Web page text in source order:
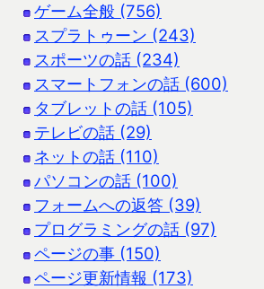
ゲーム全般 (756)
スプラトゥーン (243)
スポーツの話 (234)
スマートフォンの話 (600)
タブレットの話 (105)
テレビの話 (29)
ネットの話 (110)
パソコンの話 (100)
フォームへの返答 (39)
プログラミングの話 (97)
ページの事 (150)
ページ更新情報 (173)